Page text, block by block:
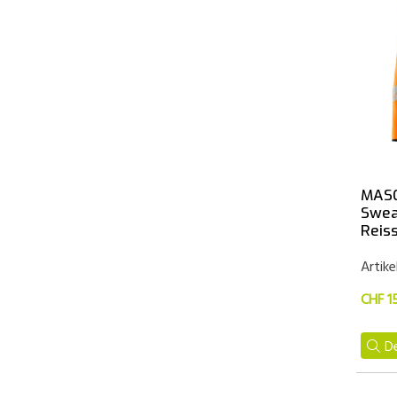
CHF